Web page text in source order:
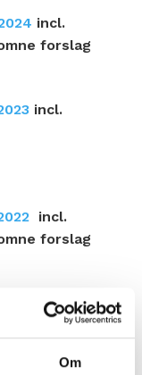
Om
incl.
forslag
incl.
incl.
forslag
incl.